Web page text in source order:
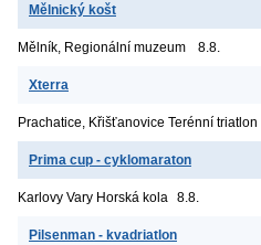
Mělnický košt
Mělník, Regionální muzeum 8.8.
Xterra
Prachatice, Křišťanovice Terénní triatlon
Prima cup - cyklomaraton
Karlovy Vary Horská kola 8.8.
Pilsenman - kvadriatlon